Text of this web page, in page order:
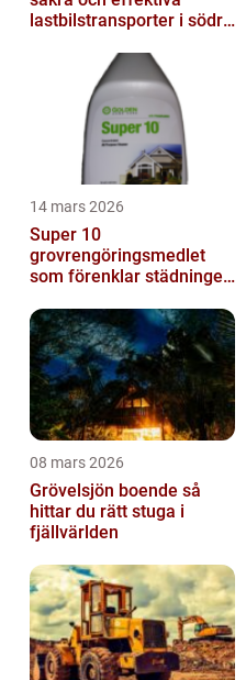
lastbilstransporter i södra
14 mars 2026
Super 10
grovrengöringsmedlet
som förenklar städningen
08 mars 2026
Grövelsjön boende så
hittar du rätt stuga i
fjällvärlden